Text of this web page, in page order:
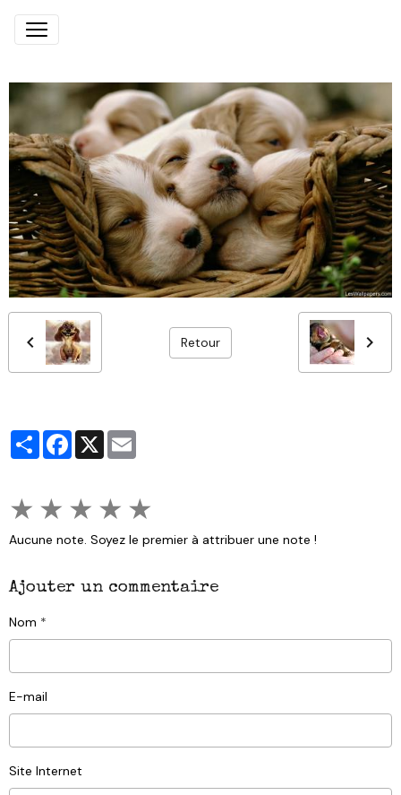
Retour
PartagerFacebook
X
★ ★ ★ ★ ★
Aucune note. Soyez le premier à attribuer une note !
Ajouter un commentaire
Nom
E-mail
Site Internet